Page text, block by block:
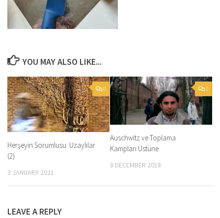
YOU MAY ALSO LIKE...
0
Herşeyin Sorumlusu: Uzaylılar
(2)
3 JANUARY 2021
0
Auschwitz ve Toplama
Kampları Üstüne
8 DECEMBER 2018
LEAVE A REPLY